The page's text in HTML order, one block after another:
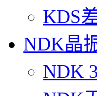
KDS
NDK晶
NDK